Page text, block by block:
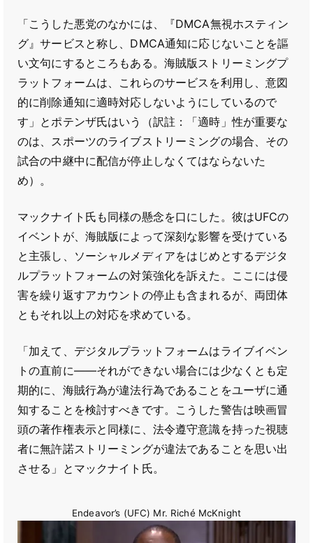
「こうした悪党のなかには、『DMCA無視ホスティン
グ』サービスと称し、DMCA通知に応じないことを謳
い文句にするところもある。海賊版ストリーミングプ
ラットフォームは、これらのサービスを利用し、意図
的に削除通知に適時対応しないようにしているので
す」とポテンザ氏はいう（訳註：「適時」性が重要な
のは、スポーツのライブストリーミングの場合、その
試合の中継中に配信が停止しなくてはならないた
め）。
マックナイト氏も同様の懸念を口にした。彼はUFCの
イベントが、海賊版によって深刻な影響を受けている
と主張し、ソーシャルメディアをはじめとするデジタ
ルプラットフォームの対策強化を訴えた。ここには侵
害を繰り返すアカウントの停止も含まれるが、両団体
ともそれ以上の対応を求めている。
「加えて、デジタルプラットフォームはライブイベン
トの直前に――それができない場合には少なくとも定
期的に、海賊行為が違法行為であることをユーザに通
知することを検討すべきです。こうした警告は映画冒
頭の著作権表示と同様に、法令遵守意識を持った視聴
者に無許諾ストリーミングが違法であることを思い出
させる」とマックナイト氏。
Endeavor’s (UFC) Mr. Riché McKnight